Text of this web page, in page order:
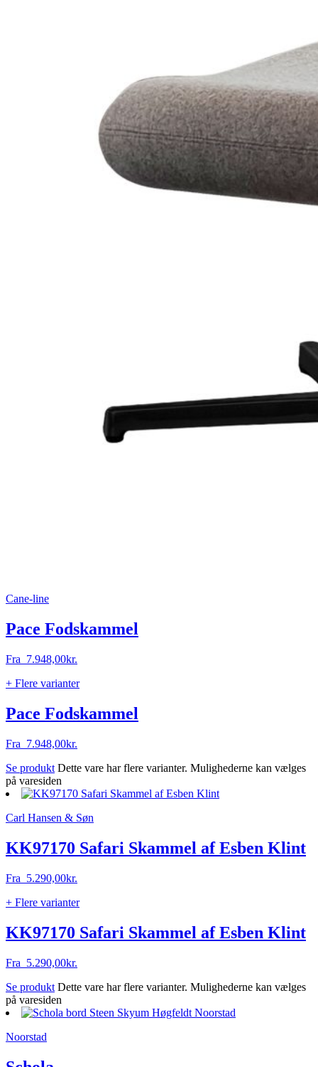
Cane-line
Pace Fodskammel
Fra 7.948,00kr.
+ Flere varianter
Pace Fodskammel
Fra 7.948,00kr.
Se produkt Dette vare har flere varianter. Mulighederne kan vælges
på varesiden
Carl Hansen & Søn
KK97170 Safari Skammel af Esben Klint
Fra 5.290,00kr.
+ Flere varianter
KK97170 Safari Skammel af Esben Klint
Fra 5.290,00kr.
Se produkt Dette vare har flere varianter. Mulighederne kan vælges
på varesiden
Noorstad